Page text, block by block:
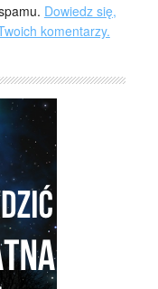
Dowiedz się,
komentarzy.